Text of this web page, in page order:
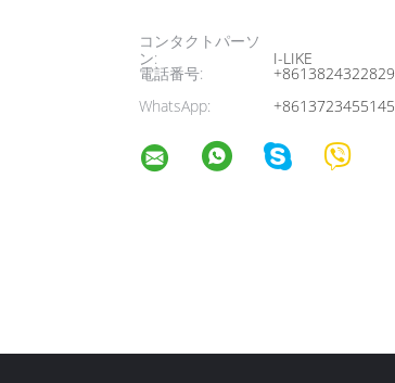
コンタクトパーソ
ン:
I-LIKE
電話番号:
+8613824322829
WhatsApp:
+8613723455145